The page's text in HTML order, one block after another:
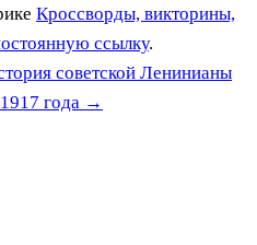
Кроссворды, викторины,
ссылку.
советской Ленинианы
года →